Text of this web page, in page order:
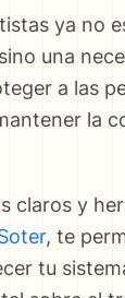
ya no
una
a las
la
claros y
, te
tu